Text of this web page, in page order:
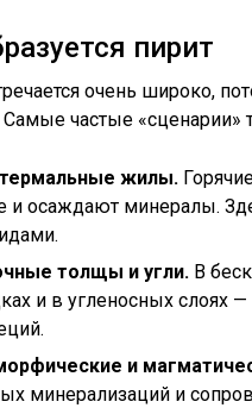
пирит
очень широко,
Самые частые «сценарии»
жилы.
и осаждают минералы.
толщы и угли. В
и в угленосных слоях
и
минерализаций и